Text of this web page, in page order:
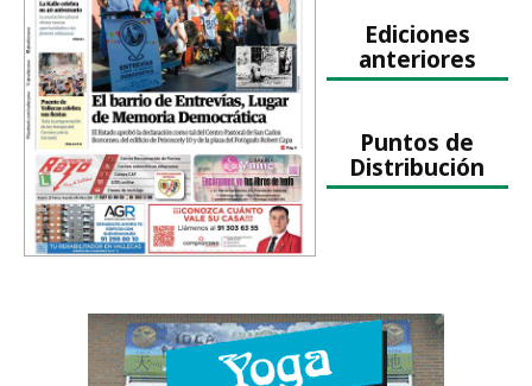
Ediciones
anteriores
Puntos de
Distribución